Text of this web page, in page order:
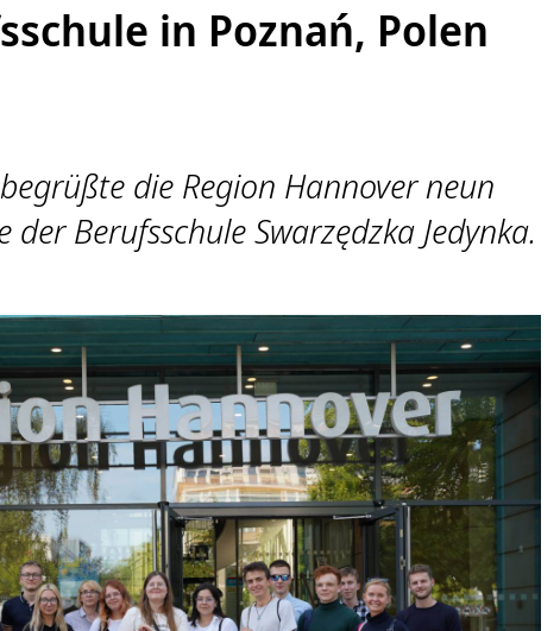
in Poznań, Polen
die Region Hannover neun
Berufsschule Swarzędzka Jedynka.